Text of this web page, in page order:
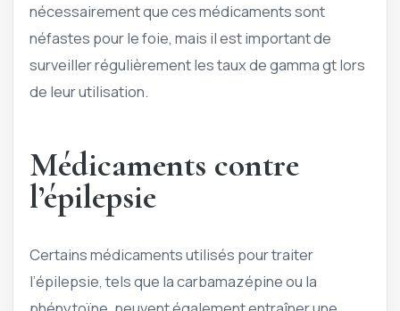
nécessairement que ces médicaments sont
néfastes pour le foie, mais il est important de
surveiller régulièrement les taux de gamma gt lors
de leur utilisation.
Médicaments contre
l’épilepsie
Certains médicaments utilisés pour traiter
l’épilepsie, tels que la carbamazépine ou la